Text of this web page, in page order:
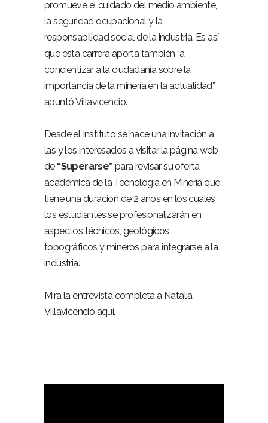
promueve el cuidado del medio ambiente,
la seguridad ocupacional y la
responsabilidad social de la industria. Es así
que esta carrera aporta también “a
concientizar a la ciudadanía sobre la
importancia de la minería en la actualidad”
apuntó Villavicencio.
Desde el Instituto se hace una invitación a
las y los interesados a visitar la página web
de “Superarse”para revisar su oferta
académica de la Tecnología en Minería que
tiene una duración de 2 años en los cuales
los estudiantes se profesionalizarán en
aspectos técnicos, geológicos,
topográficos y mineros para integrarse a la
industria.
Mira la entrevista completa a Natalia
Villavicencio aquí.